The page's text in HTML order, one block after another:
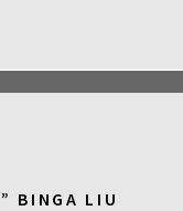
BINGA LIU